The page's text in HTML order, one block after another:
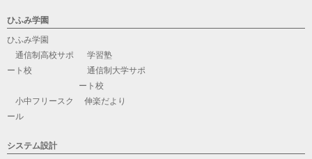
ひふみ学園
ひふみ学園
通信制高校サポ
ート校
学習塾
通信制大学サポ
ート校
小中フリースク
ール
伸楽だより
システム設計